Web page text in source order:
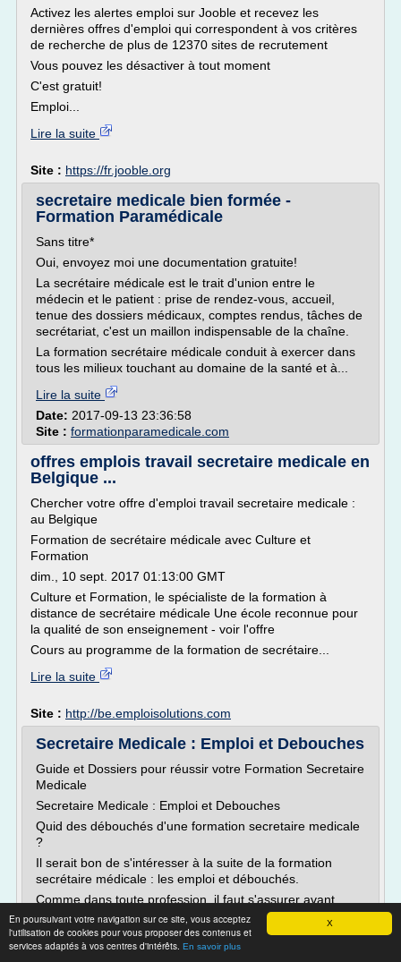
X
En poursuivant votre navigation sur ce site, vous acceptez
l'utilisation de cookies pour vous proposer des contenus et
services adaptés à vos centres d'intérêts. En savoir plus
Activez les alertes emploi sur Jooble et recevez les
dernières offres d'emploi qui correspondent à vos critères
de recherche de plus de 12370 sites de recrutement
Vous pouvez les désactiver à tout moment
C'est gratuit!
Emploi...
Lire la suite
Site : https://fr.jooble.org
secretaire medicale bien formée -
Formation Paramédicale
Sans titre*
Oui, envoyez moi une documentation gratuite!
La secrétaire médicale est le trait d'union entre le
médecin et le patient : prise de rendez-vous, accueil,
tenue des dossiers médicaux, comptes rendus, tâches de
secrétariat, c'est un maillon indispensable de la chaîne.
La formation secrétaire médicale conduit à exercer dans
tous les milieux touchant au domaine de la santé et à...
Lire la suite
Date: 2017-09-13 23:36:58
Site : formationparamedicale.com
offres emplois travail secretaire medicale en
Belgique ...
Chercher votre offre d'emploi travail secretaire medicale :
au Belgique
Formation de secrétaire médicale avec Culture et
Formation
dim., 10 sept. 2017 01:13:00 GMT
Culture et Formation, le spécialiste de la formation à
distance de secrétaire médicale Une école reconnue pour
la qualité de son enseignement - voir l'offre
Cours au programme de la formation de secrétaire...
Lire la suite
Site : http://be.emploisolutions.com
Secretaire Medicale : Emploi et Debouches
Guide et Dossiers pour réussir votre Formation Secretaire
Medicale
Secretaire Medicale : Emploi et Debouches
Quid des débouchés d'une formation secretaire medicale
?
Il serait bon de s'intéresser à la suite de la formation
secrétaire médicale : les emploi et débouchés.
Comme dans toute profession, il faut s'assurer avant
d'entreprendre une formation qu'elle n'appartient pas à
une...